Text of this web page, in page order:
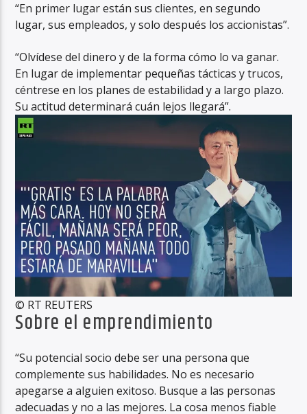
“En primer lugar están sus clientes, en segundo
lugar, sus empleados, y solo después los accionistas”.
“Olvídese del dinero y de la forma cómo lo va ganar.
En lugar de implementar pequeñas tácticas y trucos,
céntrese en los planes de estabilidad y a largo plazo.
Su actitud determinará cuán lejos llegará”.
© RT REUTERS
Sobre el emprendimiento
“Su potencial socio debe ser una persona que
complemente sus habilidades. No es necesario
apegarse a alguien exitoso. Busque a las personas
adecuadas y no a las mejores. La cosa menos fiable